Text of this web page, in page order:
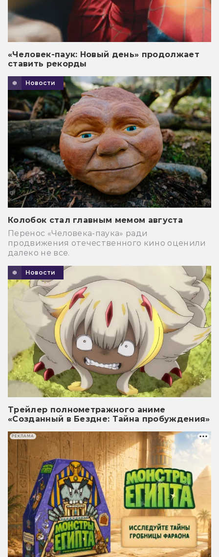
«Человек-паук: Новый день» продолжает
ставить рекорды
Новости
Колобок стал главным мемом августа
Перенос «Человека-паука» ради
продвижения отечественного кино оценили
далеко не все.
Новости
Трейлер полнометражного аниме
«Созданный в Бездне: Тайна пробуждения»
РЕКЛАМА